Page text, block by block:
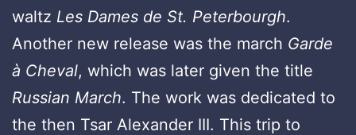
waltz Les Dames de St. Peterbourgh.
Another new release was the march Garde
à Cheval, which was later given the title
Russian March. The work was dedicated to
the then Tsar Alexander III. This trip to